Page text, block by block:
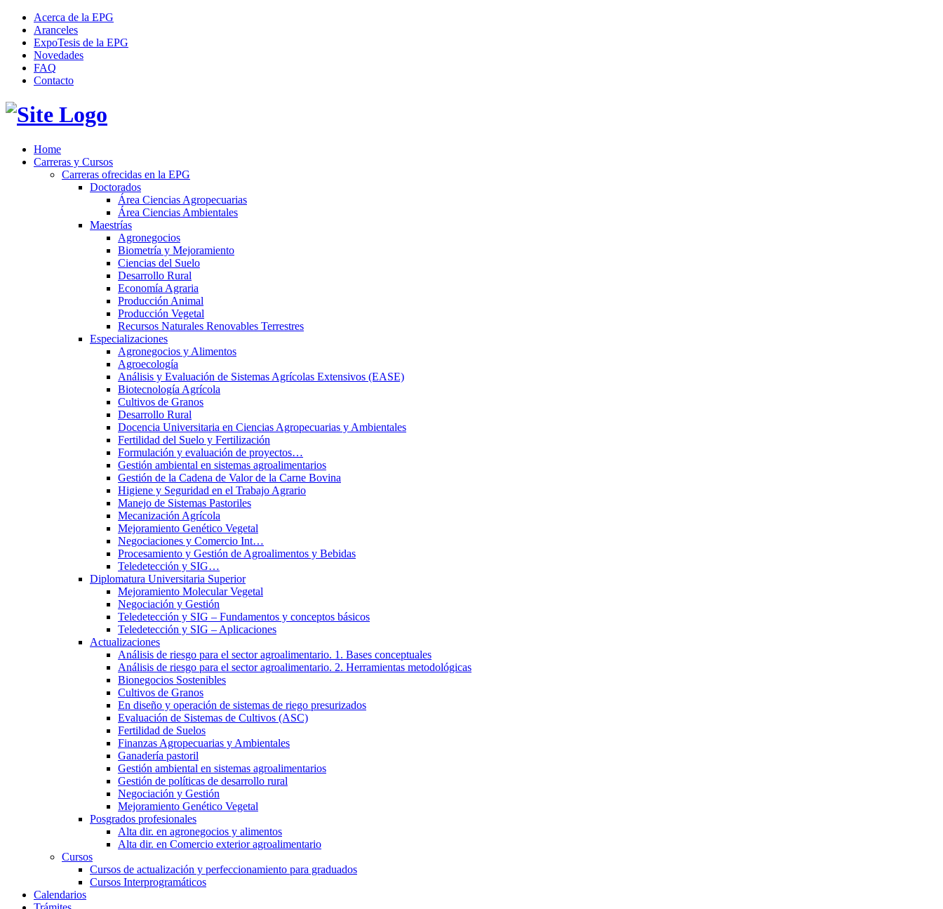
Acerca de la EPG
Aranceles
ExpoTesis de la EPG
Novedades
FAQ
Contacto
Home
Carreras y Cursos
Carreras ofrecidas en la EPG
Doctorados
Área Ciencias Agropecuarias
Área Ciencias Ambientales
Maestrías
Agronegocios
Biometría y Mejoramiento
Ciencias del Suelo
Desarrollo Rural
Economía Agraria
Producción Animal
Producción Vegetal
Recursos Naturales Renovables Terrestres
Especializaciones
Agronegocios y Alimentos
Agroecología
Análisis y Evaluación de Sistemas Agrícolas Extensivos (EASE)
Biotecnología Agrícola
Cultivos de Granos
Desarrollo Rural
Docencia Universitaria en Ciencias Agropecuarias y Ambientales
Fertilidad del Suelo y Fertilización
Formulación y evaluación de proyectos…
Gestión ambiental en sistemas agroalimentarios
Gestión de la Cadena de Valor de la Carne Bovina
Higiene y Seguridad en el Trabajo Agrario
Manejo de Sistemas Pastoriles
Mecanización Agrícola
Mejoramiento Genético Vegetal
Negociaciones y Comercio Int…
Procesamiento y Gestión de Agroalimentos y Bebidas
Teledetección y SIG…
Diplomatura Universitaria Superior
Mejoramiento Molecular Vegetal
Negociación y Gestión
Teledetección y SIG – Fundamentos y conceptos básicos
Teledetección y SIG – Aplicaciones
Actualizaciones
Análisis de riesgo para el sector agroalimentario. 1. Bases conceptuales
Análisis de riesgo para el sector agroalimentario. 2. Herramientas metodológicas
Bionegocios Sostenibles
Cultivos de Granos
En diseño y operación de sistemas de riego presurizados
Evaluación de Sistemas de Cultivos (ASC)
Fertilidad de Suelos
Finanzas Agropecuarias y Ambientales
Ganadería pastoril
Gestión ambiental en sistemas agroalimentarios
Gestión de políticas de desarrollo rural
Negociación y Gestión
Mejoramiento Genético Vegetal
Posgrados profesionales
Alta dir. en agronegocios y alimentos
Alta dir. en Comercio exterior agroalimentario
Cursos
Cursos de actualización y perfeccionamiento para graduados
Cursos Interprogramáticos
Calendarios